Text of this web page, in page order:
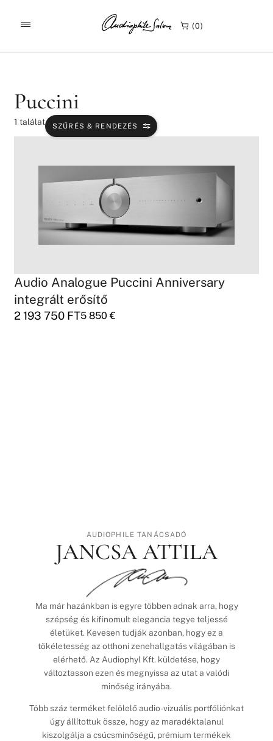
0
KEZDŐLAP TERMÉKEK / PUCCINI
Puccini
1 találat SZŰRÉS & RENDEZÉS
Audio Analogue Puccini Anniversary
integrált erősítő
2 193 750 FT5 850€
AUDIOPHILE TANÁCSADÓ
JANCSA ATTILA
Ma már hazánkban is egyre többen adnak arra, hogy
szépség és kifinomult elegancia tegye teljessé
életüket. Kevesen tudják azonban, hogy ez a
tökéletesség az otthoni zenehallgatás világában is
elérhető. Az Audiophyl Kft. küldetése, hogy
változtasson ezen és megnyissa az utat a valódi
minőség irányába.
Több száz terméket felölelő audio-vizuális portfóliónkat
úgy állítottuk össze, hogy az maradéktalanul
kiszolgálja a csúcsminőségű, prémium termékek